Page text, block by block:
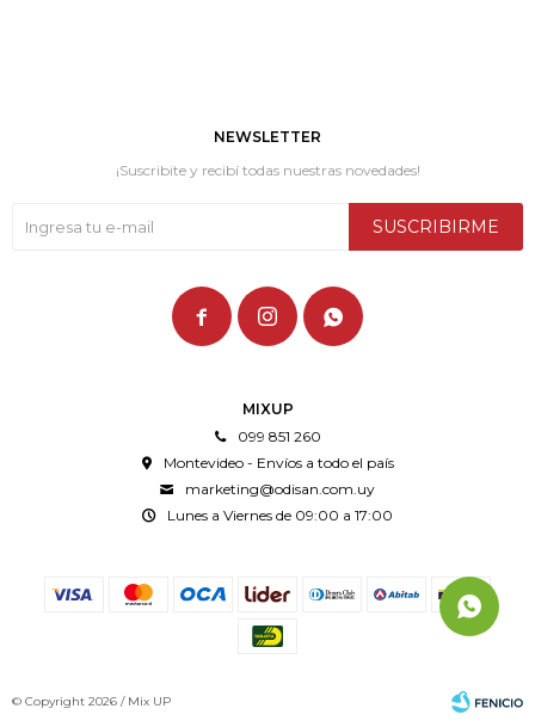
MIXUP
099 851 260
Montevideo - Envíos a todo el país
marketing@odisan.com.uy
Lunes a Viernes de 09:00 a 17:00
NEWSLETTER
¡Suscribite y recibí todas nuestras novedades!
SUSCRIBIRME
  
© Copyright 2026 / Mix UP